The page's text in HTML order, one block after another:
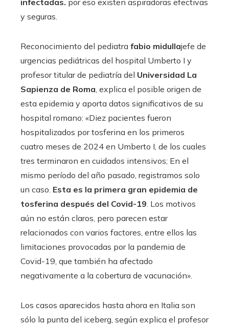
y seguras.
Reconocimiento del pediatra fabio midullajefe de
urgencias pediátricas del hospital Umberto I y
profesor titular de pediatría del Universidad La
Sapienza de Roma , explica el posible origen de
esta epidemia y aporta datos significativos de su
hospital romano: «Diez pacientes fueron
hospitalizados por tosferina en los primeros
cuatro meses de 2024 en Umberto I, de los cuales
tres terminaron en cuidados intensivos; En el
mismo período del año pasado, registramos solo
un caso. Esta es la primera gran epidemia de
tosferina después del Covid-19 . Los motivos
aún no están claros, pero parecen estar
relacionados con varios factores, entre ellos las
limitaciones provocadas por la pandemia de
Covid-19, que también ha afectado
negativamente a la cobertura de vacunación».
Los casos aparecidos hasta ahora en Italia son
sólo la punta del iceberg, según explica el profesor